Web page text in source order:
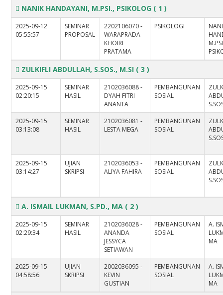
NANIK HANDAYANI, M.PSI., PSIKOLOG ( 1 )
2025-09-12
05:55:57
SEMINAR
PROPOSAL
2202106070 -
WARAPRADA
KHOIRI
PRATAMA
PSIKOLOGI
ZULKIFLI ABDULLAH, S.SOS., M.SI ( 3 )
2025-09-15
02:20:15
SEMINAR
HASIL
2102036088 -
DYAH FITRI
ANANTA
PEMBANGUNAN
SOSIAL
2025-09-15
03:13:08
SEMINAR
HASIL
2102036081 -
LESTA MEGA
PEMBANGUNAN
SOSIAL
2025-09-15
03:14:27
UJIAN
SKRIPSI
2102036053 -
ALIYA FAHIRA
PEMBANGUNAN
SOSIAL
A. ISMAIL LUKMAN, S.PD., MA ( 2 )
2025-09-15
02:29:34
SEMINAR
HASIL
2102036028 -
ANANDA
JESSYCA
SETIAWAN
PEMBANGUNAN
SOSIAL
A.
MA
2025-09-15
04:58:56
UJIAN
SKRIPSI
2002036095 -
KEVIN
GUSTIAN
PEMBANGUNAN
SOSIAL
A.
MA